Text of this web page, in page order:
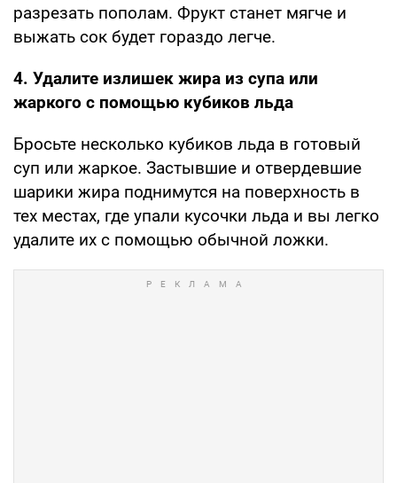
разрезать пополам. Фрукт станет мягче и
выжать сок будет гораздо легче.
4. Удалите излишек жира из супа или
жаркого с помощью кубиков льда
Бросьте несколько кубиков льда в готовый
суп или жаркое. Застывшие и отвердевшие
шарики жира поднимутся на поверхность в
тех местах, где упали кусочки льда и вы легко
удалите их с помощью обычной ложки.